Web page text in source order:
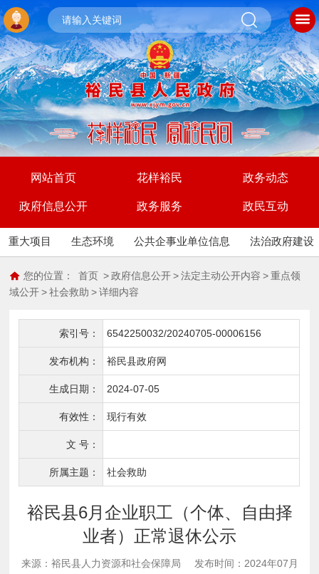
网站首页 花样裕民 政务动态
政府信息公开 政务服务 政民互动
重大项目 生态环境 公共企事业单位信息 法治政府建设
您的位置： 首页 > 政府信息公开 > 法定主动公开内容 > 重点领
域公开 > 社会救助 > 详细内容
索引号： 6542250032/20240705-00006156
发布机构： 裕民县政府网
生成日期： 2024-07-05
有效性： 现行有效
文 号：
所属主题： 社会救助
裕民县6月企业职工（个体、自由择
业者）正常退休公示
来源：裕民县人力资源和社会保障局
发布时间：2024年07月